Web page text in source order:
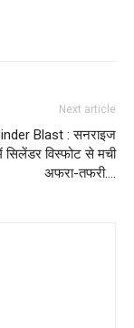
Next article
Blast : सनराइज
सिलेंडर विस्फोट से मची
अफरा-तफरी….